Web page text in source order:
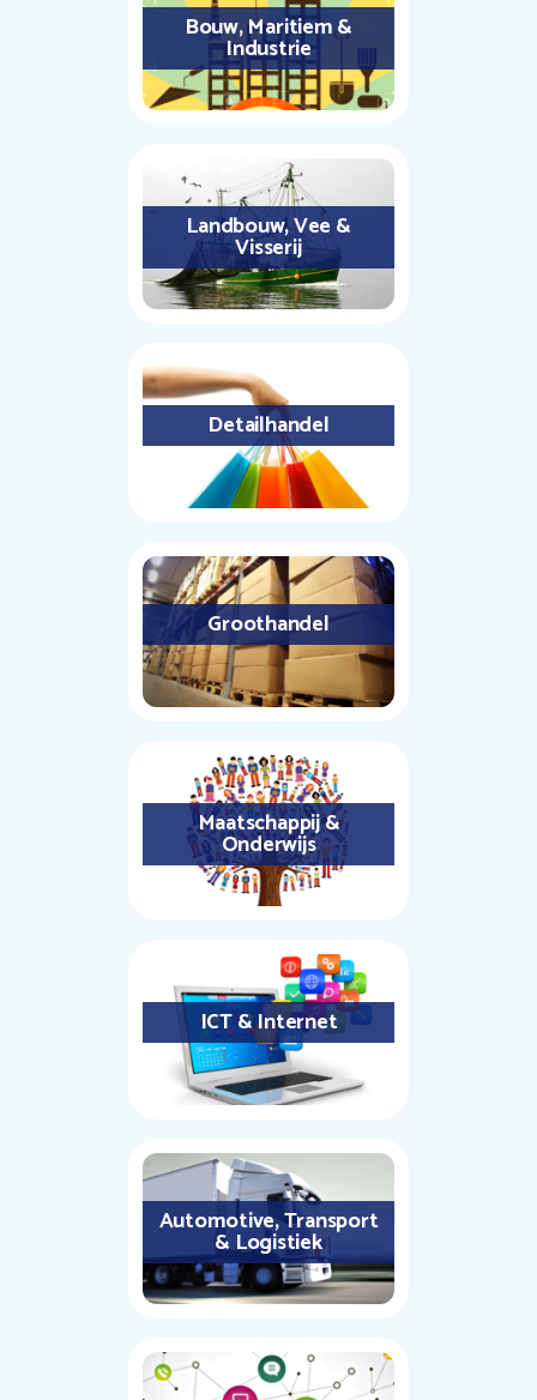
Bouw, Maritiem &
Industrie
Landbouw, Vee &
Visserij
Detailhandel
Groothandel
Maatschappij &
Onderwijs
ICT & Internet
Automotive, Transport
& Logistiek